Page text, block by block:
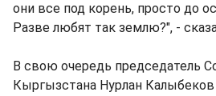
они все под корень, просто до
Разве любят так землю?", -
В свою очередь председатель
Кыргызстана Нурлан